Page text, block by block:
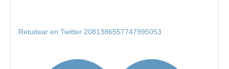
Retuitear en Twitter 2081386557747995053